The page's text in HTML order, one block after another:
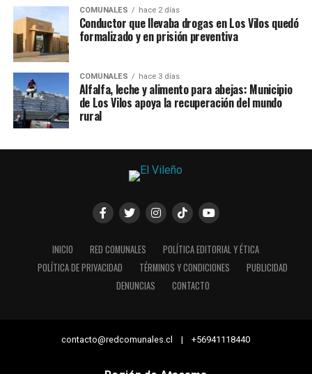
COMUNALES hace 2 días
Conductor que llevaba drogas en Los Vilos quedó
formalizado y en prisión preventiva
COMUNALES hace 3 días
Alfalfa, leche y alimento para abejas: Municipio
de Los Vilos apoya la recuperación del mundo
rural
INICIO RED COMUNALES
POLÍTICA EDITORIAL Y ÉTICA
POLÍTICA DE PRIVACIDAD
TÉRMINOS Y CONDICIONES
PUBLICIDAD
DENUNCIAS
CONTACTO
contacto@redcomunales.cl | +56941118440